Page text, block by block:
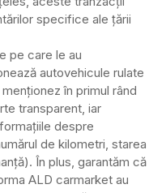
specifice ale ţării
pe care le au
autovehicule rulate
în primul rând
transparent, iar
despre
de kilometri, starea
În plus, garantăm că
ALD carmarket au